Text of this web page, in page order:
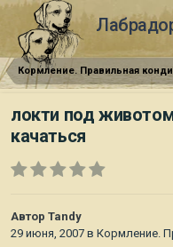
Кормление. Правильная
локти под
качаться
Автор Tandy
29 июня, 2007 в Кормление.